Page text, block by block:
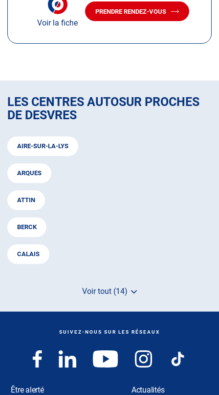
informations
TÉLÉPHONE
DESVRES
Voir la fiche
PRENDRE RENDEZ-VOUS
AVEC
LES CENTRES AUTOSUR PROCHES
DE DESVRES
AIRE-SUR-LA-LYS
ARQUES
ATTIN
BERCK
CALAIS
Voir tout (14)
de
de
de
SUIVEZ-NOUS SUR LES RÉSEAUX
Être alerté
Actualités